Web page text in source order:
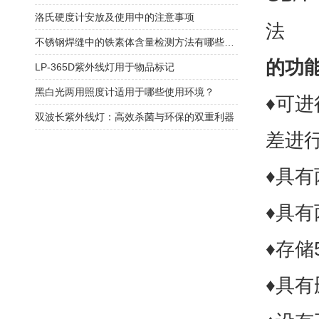
法
的功
♦可
差进
♦具
♦具
♦存
♦具
洛氏硬度计安放及使用中的注意事项
LP-365D紫外线灯用于物品标记
黑白光两用照度计适用于哪些使用环境？
双波长紫外线灯：高效杀菌与环保的双重利器